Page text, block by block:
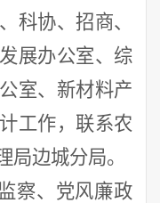
科协、招商、
展办公室、 综
室、新材料产
工作， 联系农
局边城分局。
察、党风廉政